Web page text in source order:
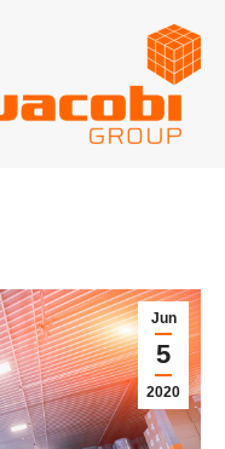
Jun
5
2020